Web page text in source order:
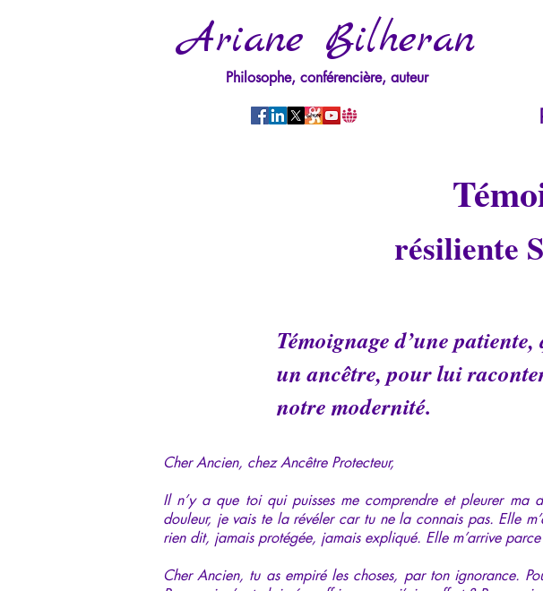
Ariane Bilheran
Philosophe, conférencière, auteur
résiliente
Témoignage d’une
un ancêtre, pour lui
notre modernité.
Cher Ancien, chez Ancêtre Protecteur,
Il n’y a que toi qui puisses me comprendre et pleurer ma
douleur, je vais te la révéler car tu ne la connais pas. Elle
rien dit, jamais protégée, jamais expliqué. Elle m’arrive
Cher Ancien, tu as empiré les choses, par ton ignorance.